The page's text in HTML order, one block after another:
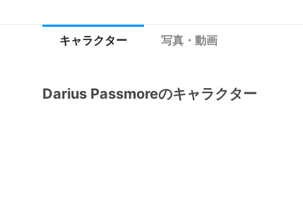
キャラクター 写真・動画
Darius Passmoreのキャラクター